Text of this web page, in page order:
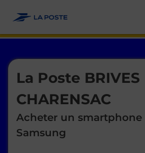
La Poste BRIVES
CHARENSAC
Acheter un smartphone
Samsung
Le lien s'ouvre dans un nouvel onglet